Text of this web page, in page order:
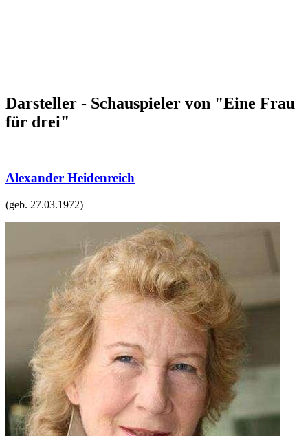
Darsteller - Schauspieler von "Eine Frau
für drei"
Alexander Heidenreich
(geb. 27.03.1972)